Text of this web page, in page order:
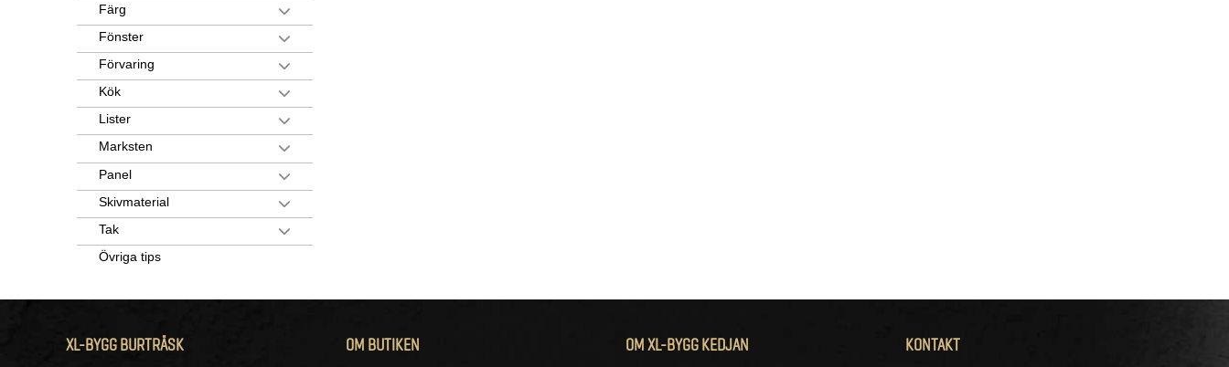
Färg
Fönster
Förvaring
Kök
Lister
Marksten
Panel
Skivmaterial
Tak
Övriga tips
XL-BYGG BURTRÄSK OM BUTIKEN OM XL-BYGG KEDJAN KONTAKT